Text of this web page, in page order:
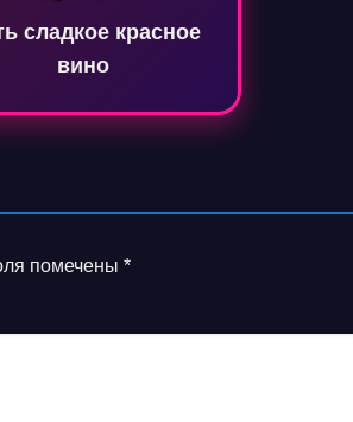
сладкое красное
вино
помечены *